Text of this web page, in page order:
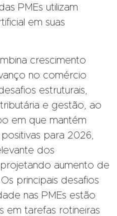
PMEs utilizam
em suas
crescimento
no comércio
estruturais,
e gestão, ao
em que mantém
para 2026,
dos
aumento de
principais desafios
nas PMEs estão
em tarefas rotineiras